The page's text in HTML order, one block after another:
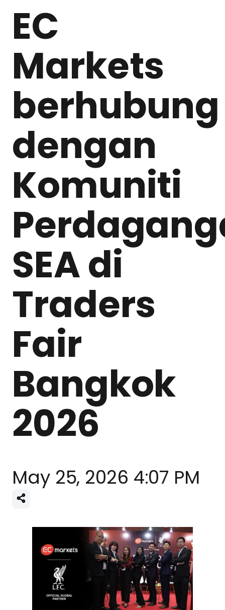
EC
Markets
berhubung
dengan
Komuniti
SEA di
Traders
Fair
Bangkok
2026
May 25, 2026 4:07 PM